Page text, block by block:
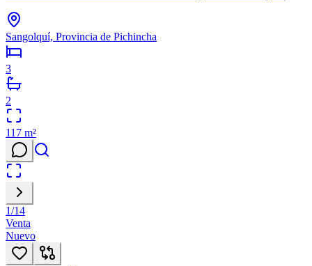
Sangolquí, Provincia de Pichincha
3
2
117 m²
1/14
Venta
Nuevo